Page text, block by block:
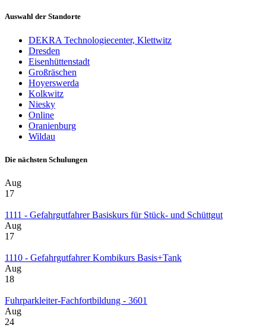
Auswahl der Standorte
DEKRA Technologiecenter, Klettwitz
Dresden
Eisenhüttenstadt
Großräschen
Hoyerswerda
Kolkwitz
Niesky
Online
Oranienburg
Wildau
Die nächsten Schulungen
Aug
17
1111 - Gefahrgutfahrer Basiskurs für Stück- und Schüttgut
Aug
17
1110 - Gefahrgutfahrer Kombikurs Basis+Tank
Aug
18
Fuhrparkleiter-Fachfortbildung - 3601
Aug
24